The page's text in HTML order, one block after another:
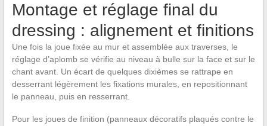
Montage et réglage final du
dressing : alignement et finitions
Une fois la joue fixée au mur et assemblée aux traverses, le
réglage d’aplomb se vérifie au niveau à bulle sur la face et sur le
chant avant. Un écart de quelques dixièmes se rattrape en
desserrant légèrement les fixations murales, en repositionnant
le panneau, puis en resserrant.
Pour les joues de finition (panneaux décoratifs plaqués contre le